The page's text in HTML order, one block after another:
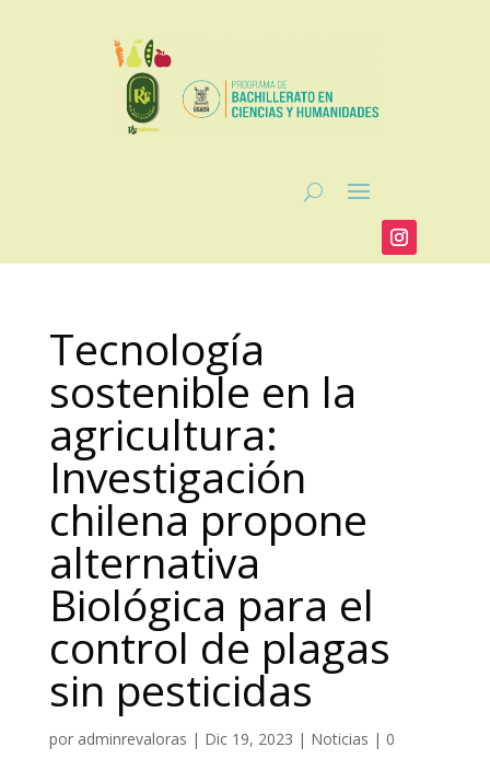
Tecnología
sostenible en la
agricultura:
Investigación
chilena propone
alternativa
Biológica para el
control de plagas
sin pesticidas
por adminrevaloras | Dic 19, 2023 | Noticias | 0